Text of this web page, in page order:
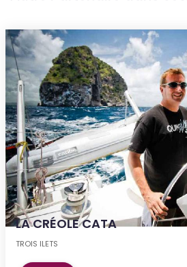
LA CRÉOLE CATA
TROIS ILETS